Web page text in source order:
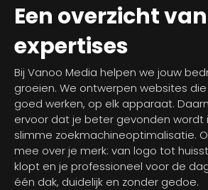
Een overzicht
expertises
Bij Vanoo Media helpen we jouw
groeien. We ontwerpen websites
goed werken, op elk apparaat.
ervoor dat je beter gevonden wordt
slimme zoekmachineoptimalisatie.
mee over je merk: van logo tot
klopt en je professioneel voor de
één dak, duidelijk en zonder gedoe.